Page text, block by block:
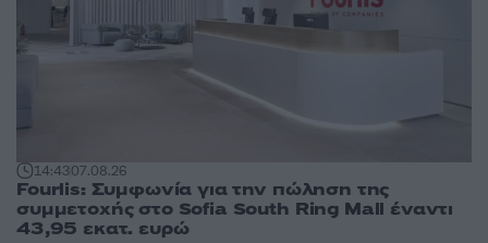
14:4307.08.26
Fourlis: Συμφωνία για την πώληση της
συμμετοχής στο Sofia South Ring Mall έναντι
43,95 εκατ. ευρώ